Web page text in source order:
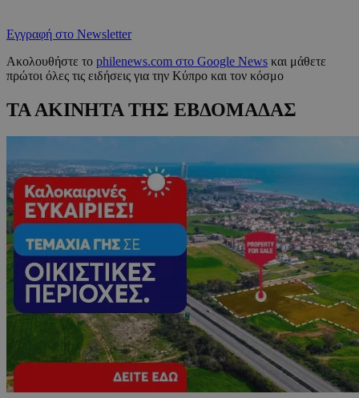
Εγγραφή στο Newsletter
Ακολουθήστε το philenews.com στο Google News και μάθετε
πρώτοι όλες τις ειδήσεις για την Κύπρο και τον κόσμο
ΤΑ ΑΚΙΝΗΤΑ ΤΗΣ ΕΒΔΟΜΑΔΑΣ